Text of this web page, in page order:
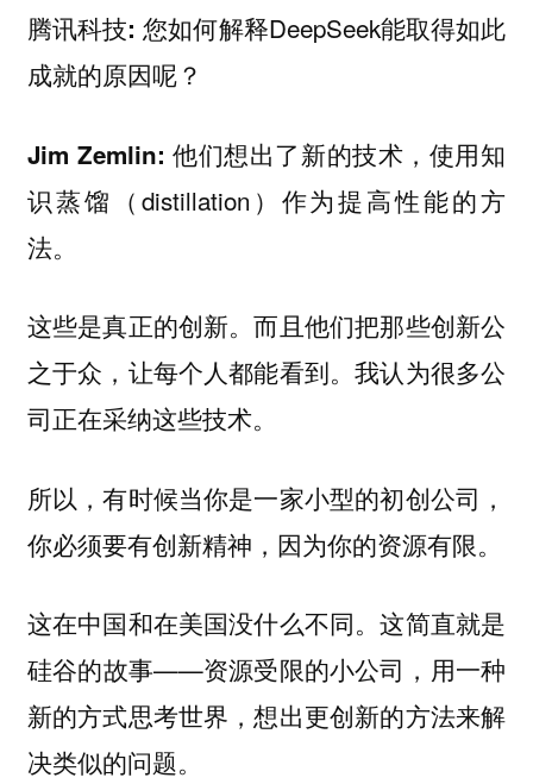
腾讯科技: 您如何解释DeepSeek能取得如此
成就的原因呢？
Jim Zemlin: 他们想出了新的技术，使用知
识蒸馏（distillation）作为提高性能的方
法。
这些是真正的创新。而且他们把那些创新公
之于众，让每个人都能看到。我认为很多公
司正在采纳这些技术。
所以，有时候当你是一家小型的初创公司，
你必须要有创新精神，因为你的资源有限。
这在中国和在美国没什么不同。这简直就是
硅谷的故事——资源受限的小公司，用一种
新的方式思考世界，想出更创新的方法来解
决类似的问题。